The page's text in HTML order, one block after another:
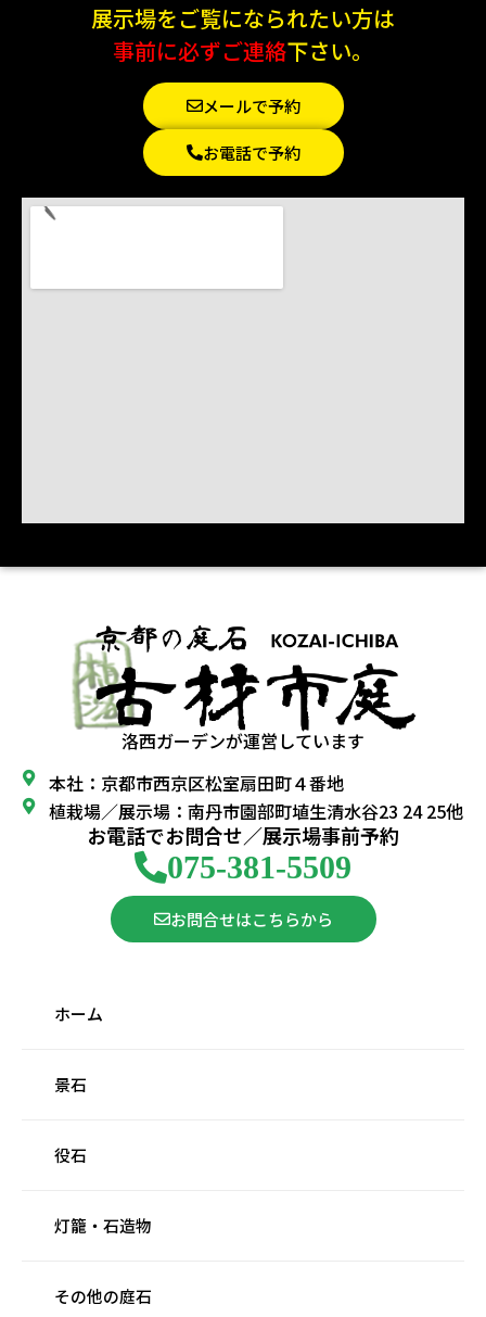
展示場をご覧になられたい方は
事前に必ずご連絡下さい。
メールで予約
お電話で予約
洛西ガーデンが運営しています
本社：京都市西京区松室扇田町４番地
植栽場／展示場：南丹市園部町埴生清水谷23 24 25他
お電話でお問合せ／展示場事前予約
075-381-5509
お問合せはこちらから
ホーム
景石
役石
灯籠・石造物
その他の庭石